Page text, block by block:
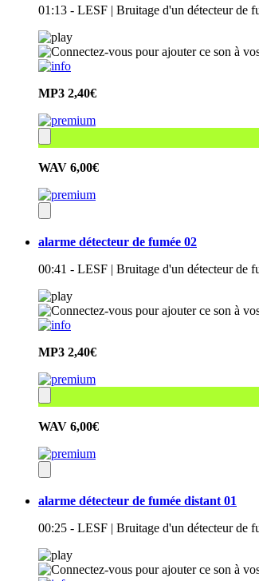
01:13 - LESF | Bruitage d'un détecteur de
MP3 2,40€
WAV 6,00€
alarme détecteur de fumée 02
00:41 - LESF | Bruitage d'un détecteur de
MP3 2,40€
WAV 6,00€
alarme détecteur de fumée distant 01
00:25 - LESF | Bruitage d'un détecteur de